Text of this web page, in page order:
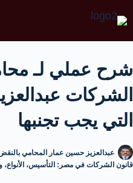
شرح عملي لـ
الشركات
التي يجب تجنبها
عبدالعزيز حسين عمار المحامي
قانون الشركات في مصر: التأسيس، الأنواع،